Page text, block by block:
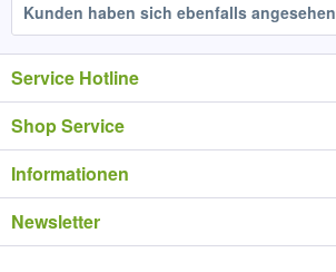
Kunden haben sich ebenfalls angesehen
Service Hotline
Shop Service
Informationen
Newsletter